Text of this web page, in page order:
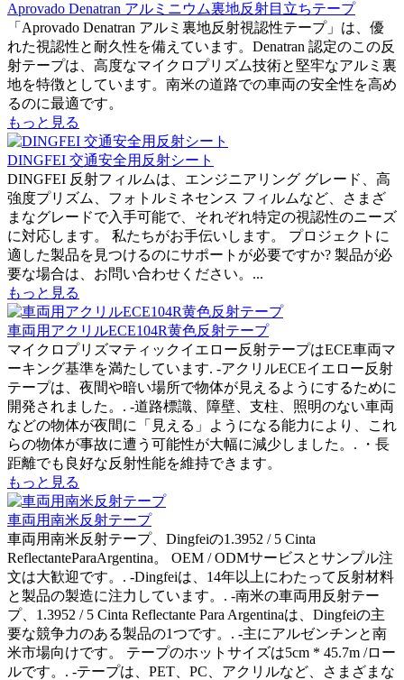
Aprovado Denatran アルミニウム裏地反射目立ちテープ
「Aprovado Denatran アルミ裏地反射視認性テープ」は、優
れた視認性と耐久性を備えています。Denatran 認定のこの反
射テープは、高度なマイクロプリズム技術と堅牢なアルミ裏
地を特徴としています。南米の道路での車両の安全性を高め
るのに最適です。
もっと見る
DINGFEI 交通安全用反射シート
DINGFEI 反射フィルムは、エンジニアリング グレード、高
強度プリズム、フォトルミネセンス フィルムなど、さまざ
まなグレードで入手可能で、それぞれ特定の視認性のニーズ
に対応します。 私たちがお手伝いします。 プロジェクトに
適した製品を見つけるのにサポートが必要ですか? 製品が必
要な場合は、お問い合わせください。...
もっと見る
車両用アクリルECE104R黄色反射テープ
マイクロプリズマティックイエロー反射テープはECE車両マ
ーキング基準を満たしています. -アクリルECEイエロー反射
テープは、夜間や暗い場所で物体が見えるようにするために
開発されました。. -道路標識、障壁、支柱、照明のない車両
などの物体が夜間に「見える」ようになる能力により、これ
らの物体が事故に遭う可能性が大幅に減少しました。. ・長
距離でも良好な反射性能を維持できます。
もっと見る
車両用南米反射テープ
車両用南米反射テープ、Dingfeiの1.3952 / 5 Cinta
ReflectanteParaArgentina。 OEM / ODMサービスとサンプル注
文は大歓迎です。. -Dingfeiは、14年以上にわたって反射材料
と製品の製造に注力しています。. -南米の車両用反射テー
プ、1.3952 / 5 Cinta Reflectante Para Argentinaは、Dingfeiの主
要な競争力のある製品の1つです。. -主にアルゼンチンと南
米市場向けです。 テープのホットサイズは5cm * 45.7m /ロー
ルです。. -テープは、PET、PC、アクリルなど、さまざまな